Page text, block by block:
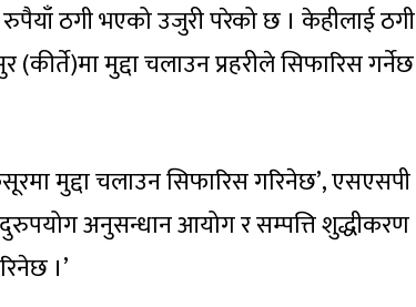
ठगी भएको उजुरी परेको छ । केहीलाई ठगी
मुद्दा चलाउन प्रहरीले सिफारिस गर्नेछ
मुद्दा चलाउन सिफारिस गरिनेछ’, एसएसपी
अनुसन्धान आयोग र सम्पत्ति शुद्धीकरण
।’